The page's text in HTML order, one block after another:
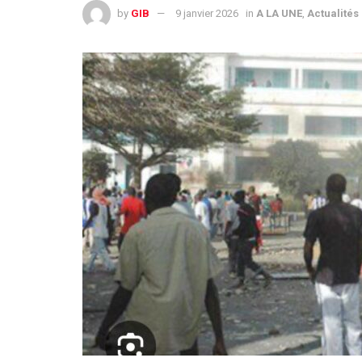
by GIB 9 janvier 2026 in A LA UNE Actualités